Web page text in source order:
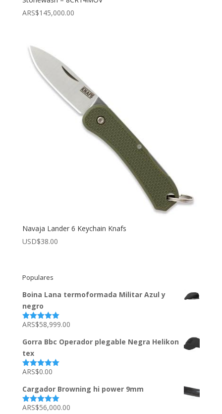
ARS$145,000.00
Navaja Lander 6 Keychain Knafs
USD$38.00
Populares
Boina Lana termoformada Militar Azul y
negro
Valorado
5
ARS$58,999.00
Gorra Bbc Operador plegable Negra Helikon
tex
Valorado
5
ARS$0.00
Cargador Browning hi power 9mm
Valorado
ARS$56,000.00